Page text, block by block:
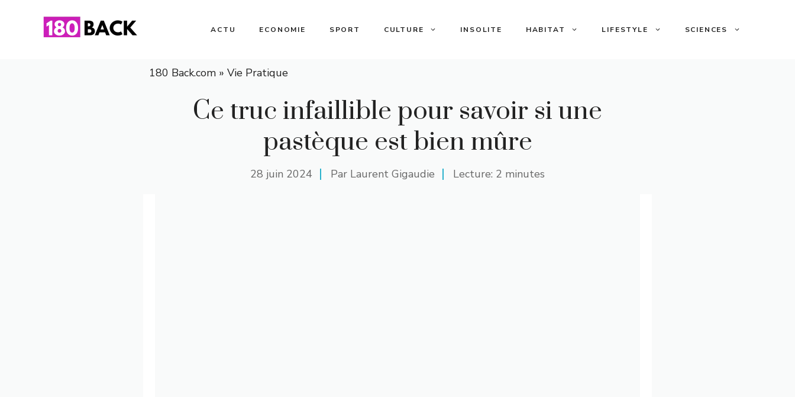
ACTU ECONOMIE SPORT CULTURE INSOLITE HABITAT LIFESTYLE SCIENCES
180 Back.com » Vie Pratique
Ce truc infaillible pour savoir si une
pastèque est bien mûre
28 juin 2024 Par Laurent Gigaudie Lecture: 2 minutes